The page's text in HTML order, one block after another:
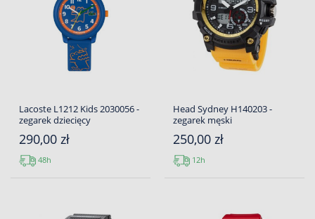
Lacoste L1212 Kids 2030056 -
zegarek dziecięcy
290,00 zł
48h
Head Sydney H140203 -
zegarek męski
250,00 zł
12h